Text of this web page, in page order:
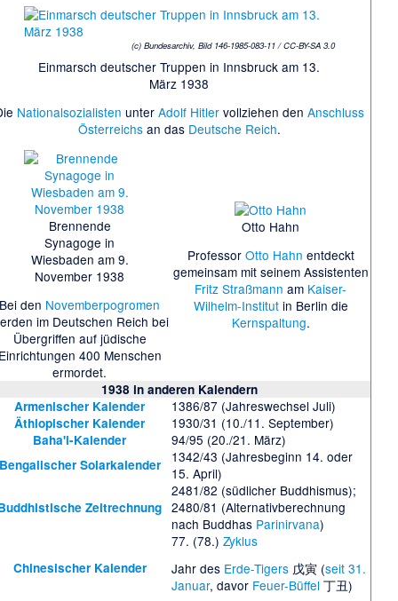
(c) Bundesarchiv, Bild 146-1985-083-11 / CC-BY-SA 3.0
Einmarsch deutscher Truppen in Innsbruck am 13.
März 1938
Nationalsozialisten unter Adolf Hitlervollziehen den Anschluss
Österreichsan das Deutsche Reich.
Brennende
Synagoge in
Wiesbaden am 9.
November 1938
Bei den Novemberpogromen
im Deutschen Reich bei
Übergriffen auf jüdische
400 Menschen
ermordet.
Otto Hahn
Professor Otto Hahn entdeckt
gemeinsam mit seinem Assistenten
Fritz Straßmann am Kaiser-
Wilhelm-Institutin Berlin die
Kernspaltung.
1938 in anderen Kalendern
Armenischer Kalender
1386/87 (Jahreswechsel Juli)
Äthiopischer Kalender 1930/31 (10./11. September)
Baha'i-Kalender 94/95 (20./21. März)
Solarkalender
1342/43 (Jahresbeginn 14. oder
15. April)
Zeitrechnung
2481/82 (südlicher Buddhismus);
2480/81 (Alternativberechnung
nach Buddhas Parinirvana)
Chinesischer Kalender
77. (78.) Zyklus
Jahr des Erde-Tigers戊寅 (seit 31.
Januar, davor Feuer-Büffel 丁丑)